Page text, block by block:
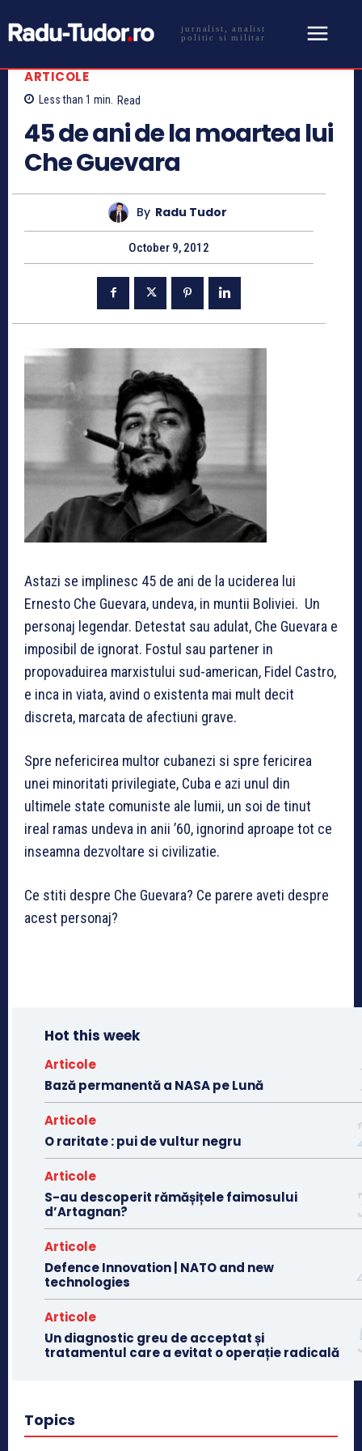
jurnalist, analist
politic si militar
ARTICOLE
Less than 1 min. Read
45 de ani de la moartea lui
Che Guevara
By Radu Tudor
October 9, 2012
Astazi se implinesc 45 de ani de la uciderea lui
Ernesto Che Guevara, undeva, in muntii Boliviei. Un
personaj legendar. Detestat sau adulat, Che Guevara e
imposibil de ignorat. Fostul sau partener in
propovaduirea marxistului sud-american, Fidel Castro,
e inca in viata, avind o existenta mai mult decit
discreta, marcata de afectiuni grave.
Spre nefericirea multor cubanezi si spre fericirea
unei minoritati privilegiate, Cuba e azi unul din
ultimele state comuniste ale lumii, un soi de tinut
ireal ramas undeva in anii ’60, ignorind aproape tot ce
inseamna dezvoltare si civilizatie.
Ce stiti despre Che Guevara? Ce parere aveti despre
acest personaj?
Hot this week
Articole
Bază permanentă a NASA pe Lună
Articole
O raritate : pui de vultur negru
Articole
S-au descoperit rămășițele faimosului
d’Artagnan?
Articole
Defence Innovation | NATO and new
technologies
Articole
Un diagnostic greu de acceptat și
tratamentul care a evitat o operație radicală
Topics